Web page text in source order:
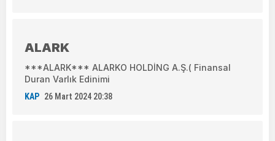
ALARK
***ALARK*** ALARKO HOLDİNG A.Ş.( Finansal
Duran Varlık Edinimi
KAP 26 Mart 2024 20:38